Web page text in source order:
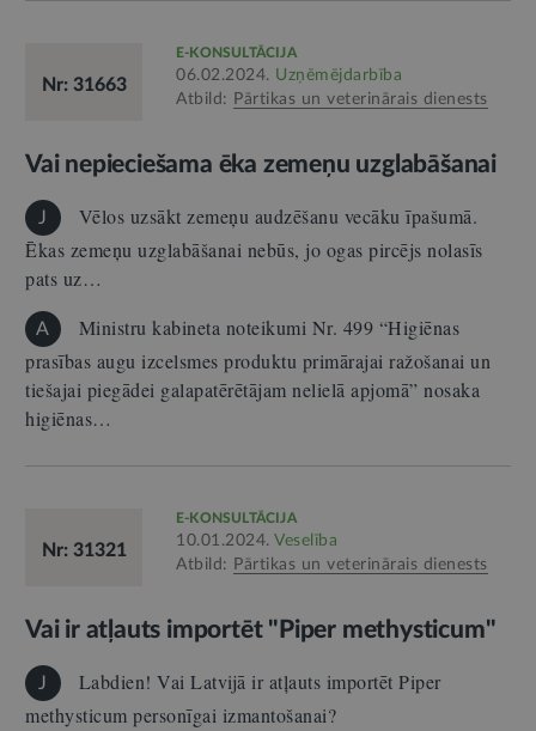
Nr: 31663
E-KONSULTĀCIJA
06.02.2024. Uzņēmējdarbība
Atbild: Pārtikas un veterinārais dienests
Vai nepieciešama ēka zemeņu uzglabāšanai
J
Vēlos uzsākt zemeņu audzēšanu vecāku īpašumā.
Ēkas zemeņu uzglabāšanai nebūs, jo ogas pircējs nolasīs
pats uz…
A
Ministru kabineta noteikumi Nr. 499 “Higiēnas
prasības augu izcelsmes produktu primārajai ražošanai un
tiešajai piegādei galapatērētājam nelielā apjomā” nosaka
higiēnas…
Nr: 31321
E-KONSULTĀCIJA
10.01.2024. Veselība
Atbild: Pārtikas un veterinārais dienests
Vai ir atļauts importēt "Piper methysticum"
J
Labdien! Vai Latvijā ir atļauts importēt Piper
methysticum personīgai izmantošanai?